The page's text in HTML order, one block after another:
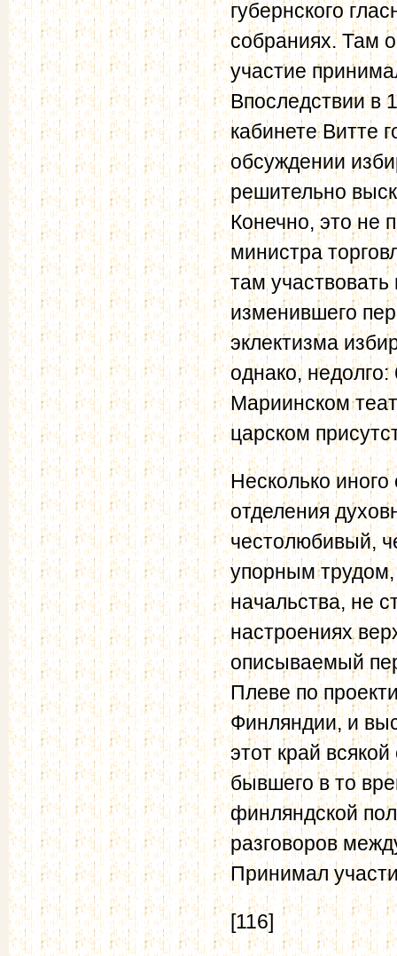
губернского
собраниях. Там
участие
Впоследствии в
кабинете Витте
обсуждении
решительно
Конечно, это не
министра
там участвовать
изменившего
эклектизма
однако,
Мариинском
царском
Несколько
отделения
честолюбивый,
упорным трудом,
начальства, не
настроениях
описываемый
Плеве по
Финляндии, и
этот край
бывшего в то
финляндской
разговоров
Принимал
[116]